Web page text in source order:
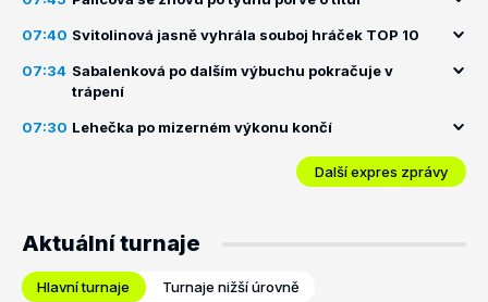
07:40 Svitolinová jasně vyhrála souboj hráček TOP 10
07:34 Sabalenková po dalším výbuchu pokračuje v
trápení
07:30 Lehečka po mizerném výkonu končí
Další expres zprávy
Aktuální turnaje
Hlavní turnaje Turnaje nižší úrovně